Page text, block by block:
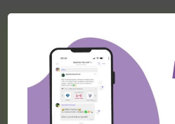
između ekipa koje su imale i
7+ i prelaz?
POVEZANI ČLANCI